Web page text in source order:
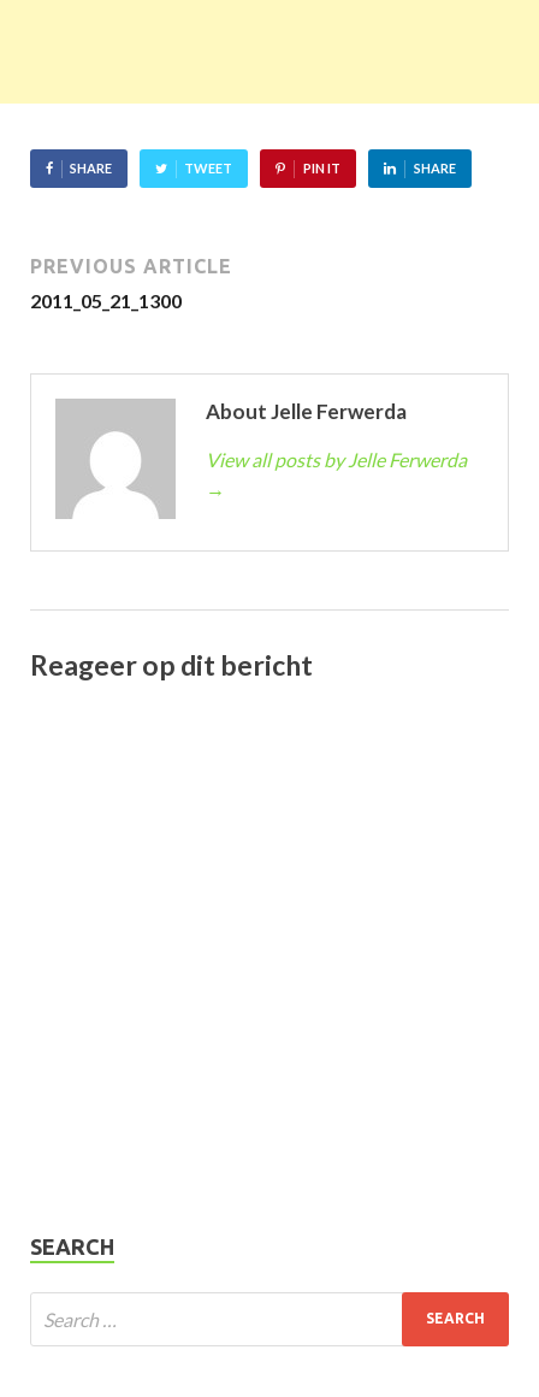
SHARE TWEET PIN IT SHARE
PREVIOUS ARTICLE
2011_05_21_1300
About Jelle Ferwerda
View all posts by Jelle Ferwerda
→
Reageer op dit bericht
SEARCH